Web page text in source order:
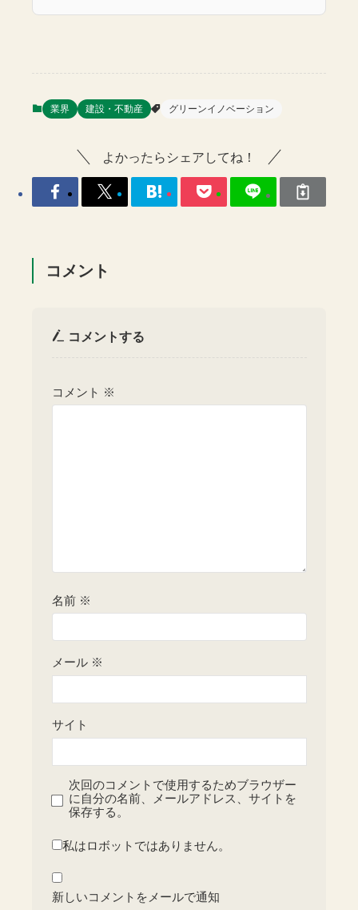
業界 建設・不動産 グリーンイノベーション
よかったらシェアしてね！
コメント
コメントする
コメント ※
名前 ※
メール ※
サイト
次回のコメントで使用するためブラウザー
に自分の名前、メールアドレス、サイトを
保存する。
私はロボットではありません。
新しいコメントをメールで通知